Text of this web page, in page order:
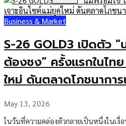
Business & Market
S-26 GOLD3 เปิดตัว
ต้องชง” ครั้งแรกในไท
ใหม่ ดันตลาดโภชนากา
May 13, 2026
ในวันที่ความคล่องตัวกลายเป็นหนึ่งในเงื่